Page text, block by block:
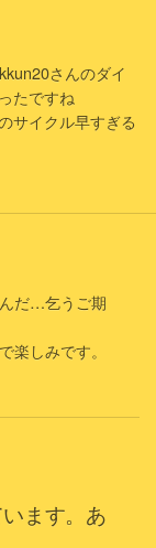
さんのダイ
たですね
サイクル早すぎる
だ…乞うご期
楽しみです。
ます。あ